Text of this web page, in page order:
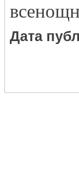
Дата